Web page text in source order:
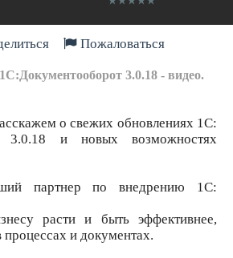
Пожаловаться
3.0.18 - видео.
о свежих обновлениях 1С:
3.0.18 и новых возможностях
партнер по внедрению 1С:
расти и быть эффективнее,
и документах.